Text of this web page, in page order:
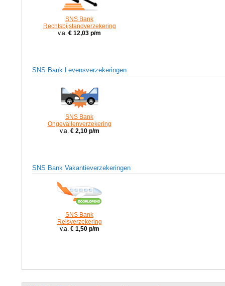
SNS Bank
Rechtsbijstandverzekering
v.a. € 12,03 p/m
SNS Bank Levensverzekeringen
SNS Bank
Ongevallenverzekering
v.a. € 2,10 p/m
SNS Bank Vakantieverzekeringen
SNS Bank
Reisverzekering
v.a. € 1,50 p/m